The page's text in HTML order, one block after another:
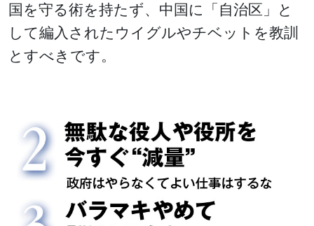
国を守る術を持たず、中国に「自治区」と
して編入されたウイグルやチベットを教訓
とすべきです。